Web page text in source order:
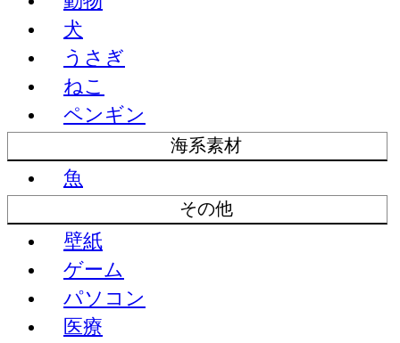
犬
うさぎ
ねこ
ペンギン
海系素材
魚
その他
壁紙
ゲーム
パソコン
医療